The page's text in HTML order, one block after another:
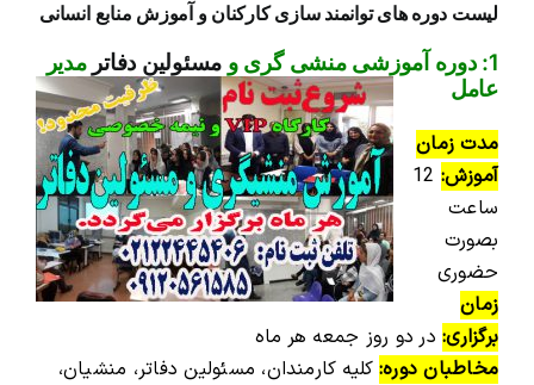
لیست دوره های توانمند سازی کارکنان و آموزش منابع انسانی
1: دوره آموزشی منشی گری و مسئولین دفاتر مدیر
عامل
مدت زمان
آموزش: 12
ساعت
بصورت
حضوری
زمان
برگزاری:در دو روز جمعه هر ماه
مخاطبان دوره: کلیه کارمندان، مسئولین دفاتر، منشیان،